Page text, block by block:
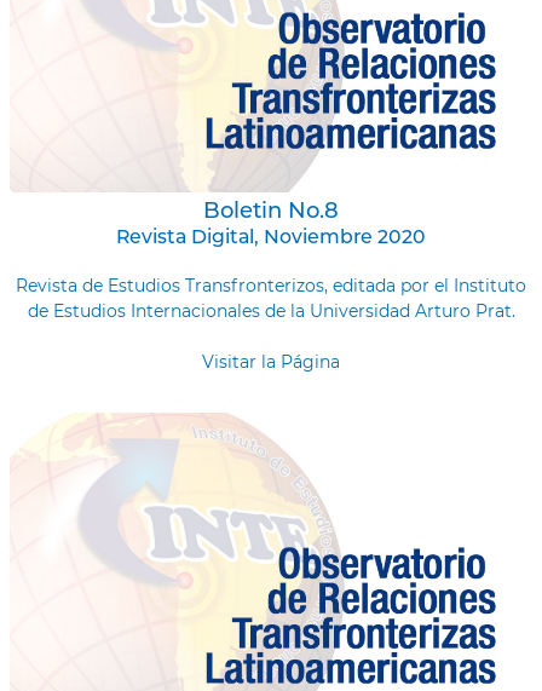
Boletin No.8
Revista Digital, Noviembre 2020
Revista de Estudios Transfronterizos, editada por el Instituto
de Estudios Internacionales de la Universidad Arturo Prat.
Visitar la Página